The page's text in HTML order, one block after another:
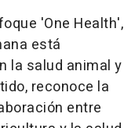
'One Health',
está
la salud animal y
reconoce la
entre